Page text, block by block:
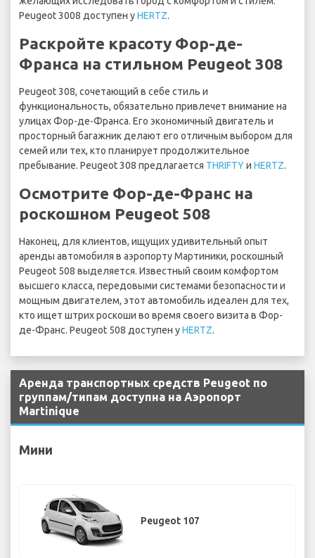
Peugeot 3008 доступен уHERTZ.
Раскройте красоту Фор-де-
Франса на стильном Peugeot 308
Peugeot 308, сочетающий в себе стиль и
функциональность, обязательно привлечет внимание на
улицах Фор-де-Франса. Его экономичный двигатель и
просторный багажник делают его отличным выбором для
семей или тех, кто планирует продолжительное
пребывание. Peugeot 308 предлагается THRIFTYи HERTZ.
Осмотрите Фор-де-Франс на
роскошном Peugeot 508
Наконец, для клиентов, ищущих удивительный опыт
аренды автомобиля в аэропорту Мартиники, роскошный
Peugeot 508 выделяется. Известный своим комфортом
высшего класса, передовыми системами безопасности и
мощным двигателем, этот автомобиль идеален для тех,
кто ищет штрих роскоши во время своего визита в Фор-
де-Франс. Peugeot 508 доступен уHERTZ.
Аренда транспортных средств Peugeot по
группам/типам доступна на Аэропорт
Martinique
Мини
Peugeot 107